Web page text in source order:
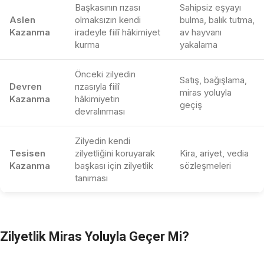
Aslen
Kazanma
Başkasının rızası
olmaksızın kendi
iradeyle fiilî hâkimiyet
kurma
Sahipsiz eşyayı
bulma, balık tutma,
av hayvanı
yakalama
Devren
Kazanma
Önceki zilyedin
rızasıyla fiilî
hâkimiyetin
devralınması
Satış, bağışlama,
miras yoluyla
geçiş
Tesisen
Kazanma
Zilyedin kendi
zilyetliğini koruyarak
başkası için zilyetlik
tanıması
Kira, ariyet, vedia
sözleşmeleri
Zilyetlik Miras Yoluyla Geçer Mi?